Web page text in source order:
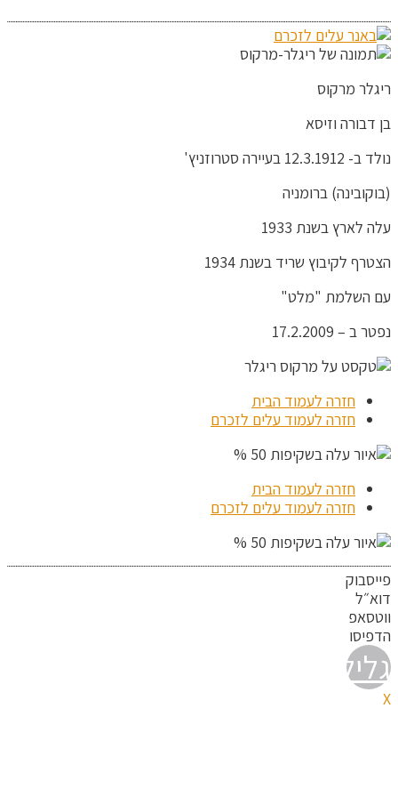
ריגלר מרקוס
בן דבורה וזיסא
נולד ב- 12.3.1912 בעיירה סטרוזניץ'
(בוקובינה) ברומניה
עלה לארץ בשנת 1933
הצטרף לקיבוץ שריד בשנת 1934
עם השלמת "מלט"
נפטר ב – 17.2.2009
חזרה לעמוד הבית
חזרה לעמוד עלים לזכרם
חזרה לעמוד הבית
חזרה לעמוד עלים לזכרם
פייסבוק
דוא״ל
ווטסאפ
הדפיסו
גלילה
לראש
X